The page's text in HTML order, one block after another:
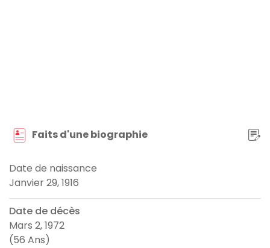
Faits d'une biographie
Date de naissance
Janvier 29, 1916
Date de décès
Mars 2, 1972
(56 Ans)